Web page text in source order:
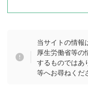
当サイトの情報
厚生労働省等の
するものではあ
等へお尋ねくだ